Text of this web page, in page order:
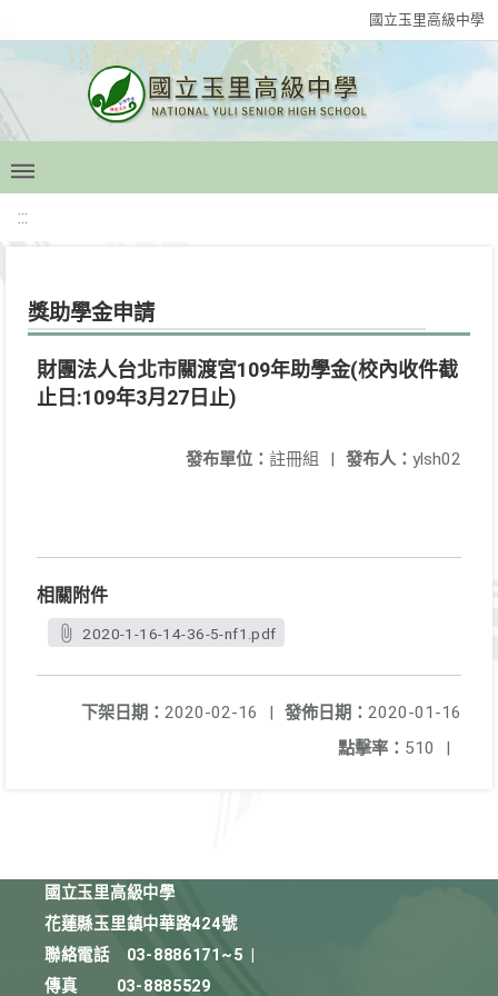
國立玉里高級中學
:::
獎助學金申請
財團法人台北市關渡宮109年助學金(校內收件截
止日:109年3月27日止)
發布人： ylsh02
發布單位： 註冊組 |
相關附件
2020-1-16-14-36-5-nf1.pdf
發佈日期： 2020-01-16
下架日期： 2020-02-16
|
點擊率： 510 |
國立玉里高級中學
花蓮縣玉里鎮中華路424號
聯絡電話
03-8886171~5
傳真
03-8885529